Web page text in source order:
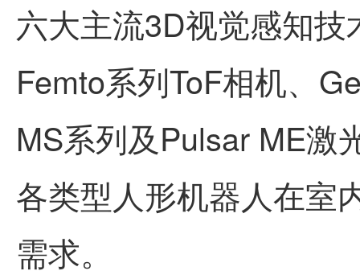
六大主流3D视觉感知
Femto系列ToF相机、
MS系列及Pulsar ME激
各类型人形机器人在室
需求。